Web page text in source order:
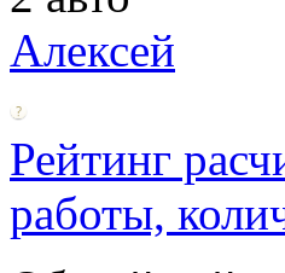
Алексей
Рейтинг
работы,